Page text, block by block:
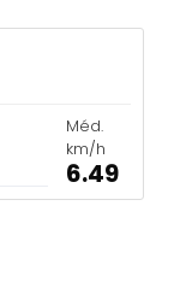
Méd.
km/h
6.49